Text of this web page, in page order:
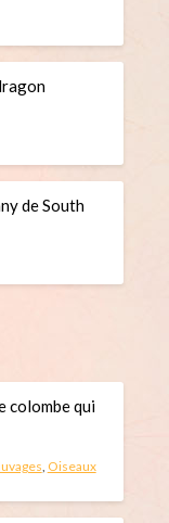
de South
colombe qui
Oiseaux